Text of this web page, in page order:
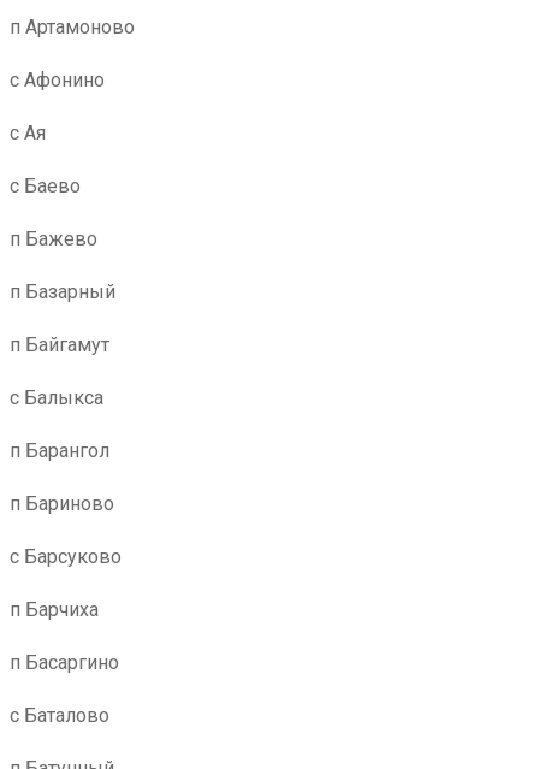
п Артамоново
с Афонино
с Ая
с Баево
п Бажево
п Базарный
п Байгамут
с Балыкса
п Барангол
п Бариново
с Барсуково
п Барчиха
п Басаргино
с Баталово